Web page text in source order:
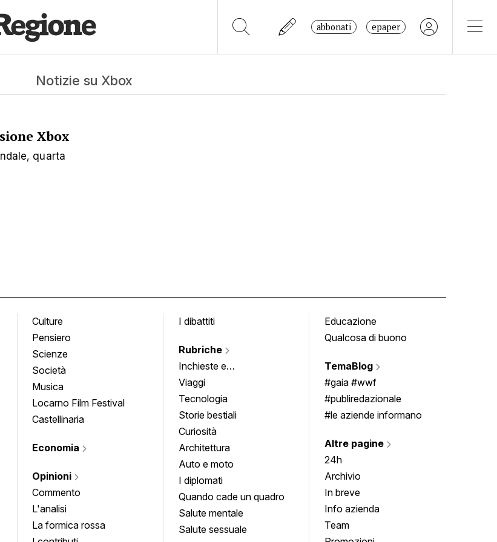
abbonati epaper
Notizie su Xbox
Xbox
quarta
Culture
Pensiero
Scienze
Società
Musica
Locarno Film Festival
Castellinaria
Economia
Opinioni
Commento
L'analisi
La formica rossa
I dibattiti
Rubriche
Inchieste e
approfondimenti
Viaggi
Tecnologia
Storie bestiali
Curiosità
Architettura
Auto e moto
I diplomati
Quando cade un quadro
Salute mentale
Salute sessuale
Educazione
Qualcosa di buono
TemaBlog
#gaia #wwf
#publiredazionale
#le aziende informano
Altre pagine
24h
Archivio
In breve
Info azienda
Team